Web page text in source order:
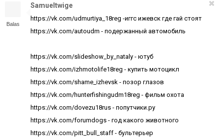
Balas
Samueltwige
https://vk.com/udmurtiya_18reg -иггс ижевск где гай стоят
https://vk.com/autoudm - подержанный автомобиль
https://vk.com/slideshow_by_nataly - ютуб
https://vk.com/izhmotolife18reg - купить мотоцикл
https://vk.com/shame_izhevsk - позор глазов
https://vk.com/hunterfishingudm18reg - фильм охота
https://vk.com/dovezu18rus - попутчики.ру
https://vk.com/forumdogs - год какого животного
https://vk.com/pitt_bull_staff - бультерьер